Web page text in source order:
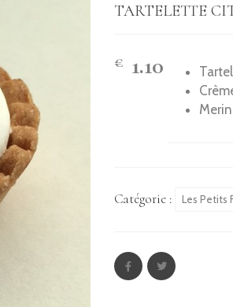
TARTELETTE
€ 1.10
Catégorie : Les Petits